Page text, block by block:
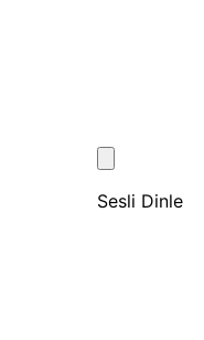
Sesli Dinle